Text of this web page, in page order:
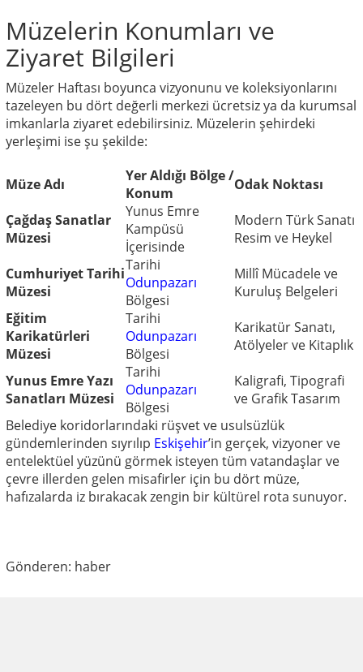
Müzelerin Konumları ve
Ziyaret Bilgileri
Müzeler Haftası boyunca vizyonunu ve koleksiyonlarını
tazeleyen bu dört değerli merkezi ücretsiz ya da kurumsal
imkanlarla ziyaret edebilirsiniz. Müzelerin şehirdeki
yerleşimi ise şu şekilde:
Müze Adı
Yer Aldığı Bölge /
Konum
Odak Noktası
Çağdaş Sanatlar
Müzesi
Yunus Emre
Kampüsü
İçerisinde
Modern Türk Sanatı
Resim ve Heykel
Cumhuriyet Tarihi
Müzesi
Tarihi
Odunpazarı
Bölgesi
Millî Mücadele ve
Kuruluş Belgeleri
Eğitim
Karikatürleri
Müzesi
Tarihi
Odunpazarı
Bölgesi
Karikatür Sanatı,
Atölyeler ve Kitaplık
Yunus Emre Yazı
Sanatları Müzesi
Tarihi
Odunpazarı
Bölgesi
Kaligrafi, Tipografi
ve Grafik Tasarım
Belediye koridorlarındaki rüşvet ve usulsüzlük
gündemlerinden sıyrılıp Eskişehir’in gerçek, vizyoner ve
entelektüel yüzünü görmek isteyen tüm vatandaşlar ve
çevre illerden gelen misafirler için bu dört müze,
hafızalarda iz bırakacak zengin bir kültürel rota sunuyor.
Gönderen: haber